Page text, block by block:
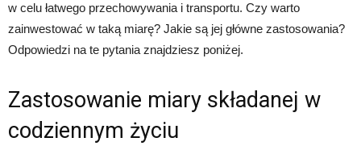
w celu łatwego przechowywania i transportu. Czy warto
zainwestować w taką miarę? Jakie są jej główne zastosowania?
Odpowiedzi na te pytania znajdziesz poniżej.
Zastosowanie miary składanej w
codziennym życiu